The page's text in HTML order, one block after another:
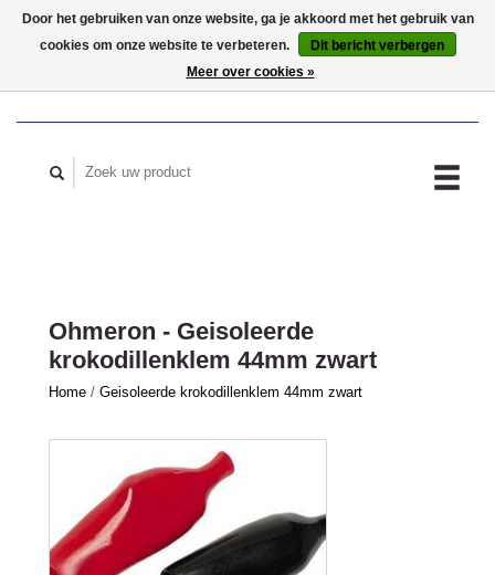
MIJN ACCOUNT
Ohmeron - Geisoleerde
krokodillenklem 44mm zwart
Home / Geisoleerde krokodillenklem 44mm zwart
Door het gebruiken van onze website, ga je akkoord met het gebruik van
cookies om onze website te verbeteren.
Dit bericht verbergen
Meer over cookies »